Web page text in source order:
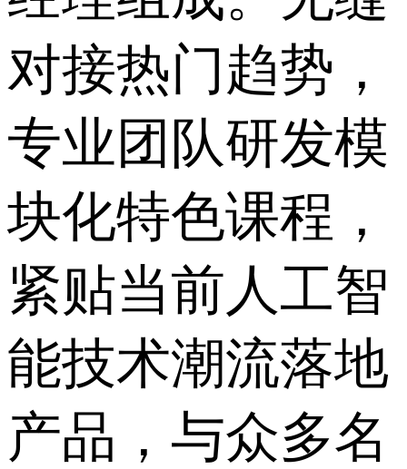
对接热门趋势，
专业团队研发模
块化特色课程，
紧贴当前人工智
能技术潮流落地
产品，与众多名